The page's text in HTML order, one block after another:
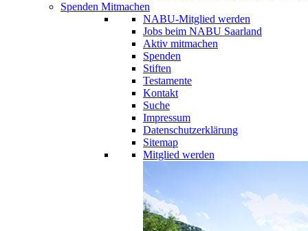
Spenden Mitmachen
NABU-Mitglied werden
Jobs beim NABU Saarland
Aktiv mitmachen
Spenden
Stiften
Testamente
Kontakt
Suche
Impressum
Datenschutzerklärung
Sitemap
Mitglied werden